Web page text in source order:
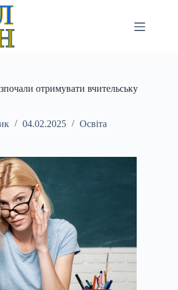
отримувати вчительську
04.02.2025 Освіта